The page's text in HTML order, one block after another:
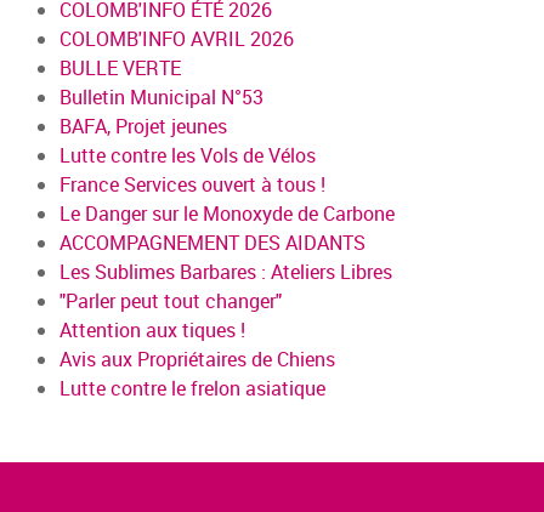
COLOMB'INFO ÉTÉ 2026
COLOMB'INFO AVRIL 2026
BULLE VERTE
Bulletin Municipal N°53
BAFA, Projet jeunes
Lutte contre les Vols de Vélos
France Services ouvert à tous !
Le Danger sur le Monoxyde de Carbone
ACCOMPAGNEMENT DES AIDANTS
Les Sublimes Barbares : Ateliers Libres
"Parler peut tout changer"
Attention aux tiques !
Avis aux Propriétaires de Chiens
Lutte contre le frelon asiatique